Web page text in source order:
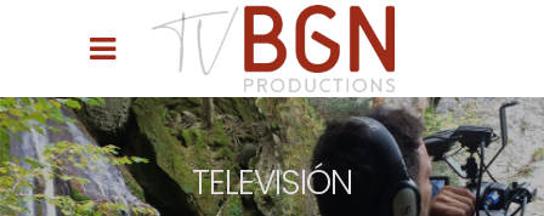
TELEVISIÓN